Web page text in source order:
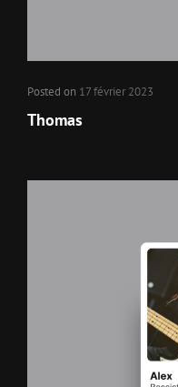
Posted on 17 février 2023
Thomas